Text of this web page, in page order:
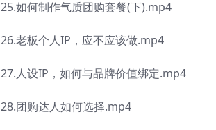
25.如何制作气质团购套餐(下).mp4
26.老板个人IP，应不应该做.mp4
27.人设IP，如何与品牌价值绑定.mp4
28.团购达人如何选择.mp4